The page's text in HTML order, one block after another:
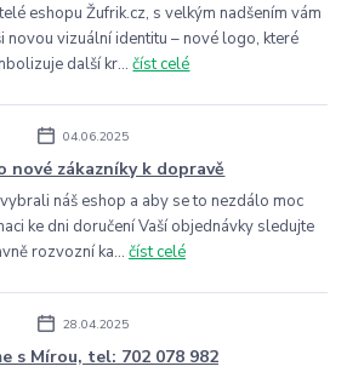
eshopu Žufrik.cz, s velkým nadšením vám
novou vizuální identitu – nové logo, které
další kr...číst celé
04.06.2025
nové zákazníky k dopravě
náš eshop a aby se to nezdálo moc
ke dni doručení Vaší objednávky sledujte
rozvozní ka... číst celé
28.04.2025
s Mírou, tel: 702 078 982